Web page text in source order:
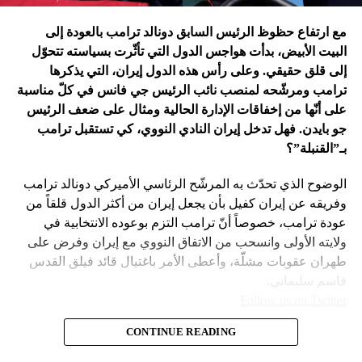
فتح باباً كبيراً على تحوّلات جذرية في السياسة الأميركية وتعاطي
إسرائيل معها، أبرزها:
– نهاية عهد منظومة حوله آمنت بإمكان الاتفاق مع إيران. وهي
امتداد لعهد باراك أوباما واتفاقه مع طهران على الملف النووي
مع ارتفاع حظوظ الرئيس السابق دونالد ترامب بالعودة إلى
البيت الأبيض، بدأت هواجس الدول التي تأثّرت بسياسته تتحوّل
إلى قلق حقيقي. وعلى رأس هذه الدول إيران، التي يذكرها
ترامب ومرشّحه لمنصب نائب الرئيس جي فانس في كلّ مناسبة
على أنّها من إخفاقات الإدارة الحالية ومثال على ضعف الرئيس
جو بايدن. فهل تدخل إيران النادي النووي، كي تستقبل ترامب
بـ”القنبلة”؟
الوضوح الذي تحدّث به المرشّح الرئاسي الأميركي دونالد ترامب
وفريقه عن إيران كفيل بأن يجعل إيران من أكثر الدول قلقاً من
عودة ترامب، خصوصاً أنّ ترامب التزم بوعوده الانتخابية في
ولايته الأولى وانسحب من الاتفاق النووي مع إيران وفرض على
طهران عقوبات مشلّة، وأعطى الأمر باغتيال قائد فيلق القدس
مع ارتفاع حظوظ الرئيس السابق
CONTINUE READING